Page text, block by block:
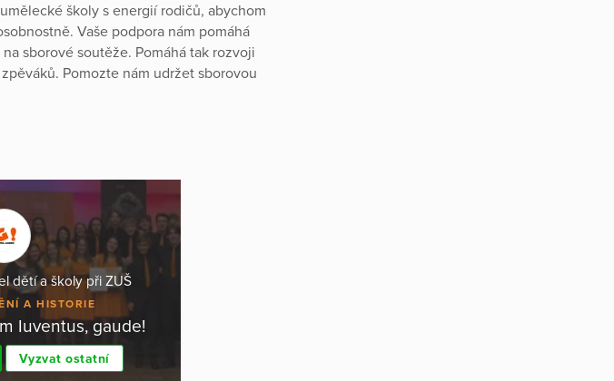
školy s energií rodičů, abychom
Vaše podpora nám pomáhá
sborové soutěže. Pomáhá tak rozvoji
Pomozte nám udržet sborovou
dětí a školy při ZUŠ
A HISTORIE
Iuventus, gaude!
Vyzvat ostatní